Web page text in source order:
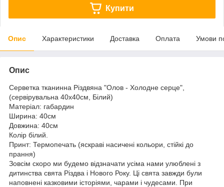
Купити
Опис Характеристики Доставка Оплата Умови
Опис
Серветка тканинна Різдвяна "Олов - Холодне серце",
(сервірувальна 40х40см, Білий)
Матеріал: габардин
Ширина: 40см
Довжина: 40см
Колір білий.
Принт: Термопечать (яскраві насичені кольори, стійкі до
прання)
Зовсім скоро ми будемо відзначати усіма нами улюблені з
дитинства свята Різдва і Нового Року. Ці свята завжди були
наповнені казковими історіями, чарами і чудесами. При